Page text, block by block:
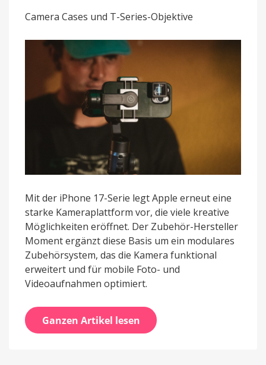
für
iPhone
Camera Cases und T-Series-Objektive
Mit der iPhone 17-Serie legt Apple erneut eine
starke Kameraplattform vor, die viele kreative
Möglichkeiten eröffnet. Der Zubehör-Hersteller
Moment ergänzt diese Basis um ein modulares
Zubehörsystem, das die Kamera funktional
erweitert und für mobile Foto- und
Videoaufnahmen optimiert.
Ganzen Artikel lesen